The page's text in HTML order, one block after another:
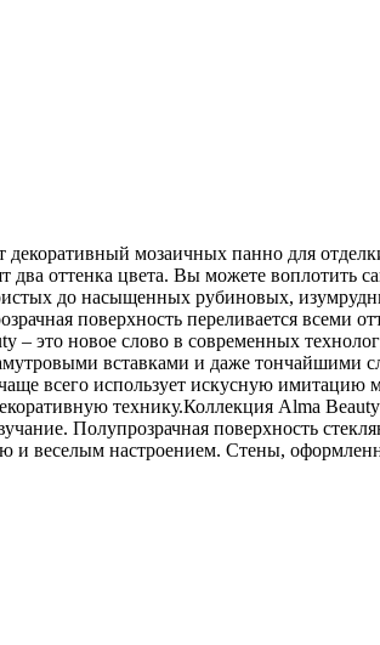
мозаичных панно для
оттенка цвета. Вы можете воплотить
до насыщенных рубиновых,
поверхность переливается всеми
– это новое слово в современных
вставками и даже тончайшими
всего использует искусную
технику.Коллекция Alma
Полупрозрачная поверхность
и веселым настроением. Стены,